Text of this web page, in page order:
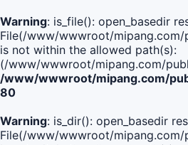
Warning: is_file(): open_basedir
File(/www/wwwroot/
is not within the allowed path(s):
(/www/wwwroot/mipang.com/
/www/wwwroot/mipang.com/
80
Warning: is_dir(): open_basedir
File(/www/wwwroot/mipang.com/